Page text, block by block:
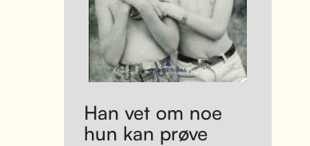
Han vet om noe
hun kan prøve